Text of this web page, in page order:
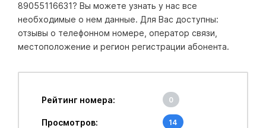
89055116631? Вы можете узнать у нас все
необходимые о нем данные. Для Вас доступны:
отзывы о телефонном номере, оператор связи,
местоположение и регион регистрации абонента.
Рейтинг номера: 0
Просмотров: 14